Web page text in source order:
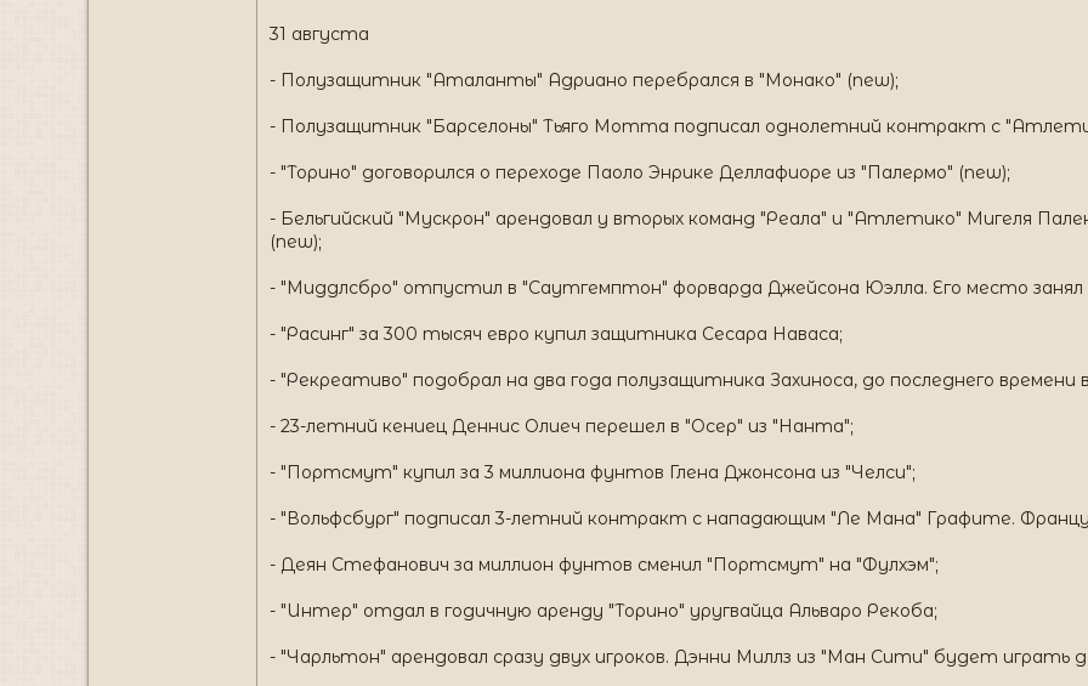
31 августа
- Полузащитник "Аталанты" Адриано перебрался в "Монако" (new);
- Полузащитник "Барселоны" Тьяго Мотта подписал однолетний контракт с
- "Торино" договорился о переходе Паоло Энрике Деллафиоре из "Палермо" (new);
- Бельгийский "Мускрон" арендовал у вторых команд "Реала" и "Атлетико" Мигеля
(new);
- "Миддлсбро" отпустил в "Саутгемптон" форварда Джейсона Юэлла. Его место
- "Расинг" за 300 тысяч евро купил защитника Сесара Наваса;
- "Рекреативо" подобрал на два года полузащитника Захиноса, до последнего
- 23-летний кениец Деннис Олиеч перешел в "Осер" из "Нанта";
- "Портсмут" купил за 3 миллиона фунтов Глена Джонсона из "Челси";
- "Вольфсбург" подписал 3-летний контракт с нападающим "Ле Мана" Графите.
- Деян Стефанович за миллион фунтов сменил "Портсмут" на "Фулхэм";
- "Интер" отдал в годичную аренду "Торино" уругвайца Альваро Рекоба;
- "Чарльтон" арендовал сразу двух игроков. Дэнни Миллз из "Ман Сити" будет играть